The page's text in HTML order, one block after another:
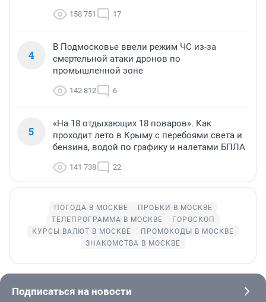
158 751 17
4
В Подмосковье ввели режим ЧС из-за
смертельной атаки дронов по
промышленной зоне
142 812 6
5
«На 18 отдыхающих 18 поваров». Как
проходит лето в Крыму с перебоями света и
бензина, водой по графику и налетами БПЛА
141 738 22
ПОГОДА В МОСКВЕ
ПРОБКИ В МОСКВЕ
ТЕЛЕПРОГРАММА В МОСКВЕ
ГОРОСКОП
КУРСЫ ВАЛЮТ В МОСКВЕ
ПРОМОКОДЫ В МОСКВЕ
ЗНАКОМСТВА В МОСКВЕ
Подписаться на новости